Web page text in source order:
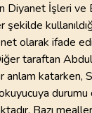
Diyanet İşleri ve
olarak ifade
taraftan
katarken,
okuyucuya